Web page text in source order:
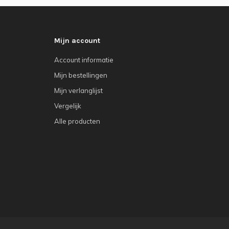
Mijn account
Account informatie
Mijn bestellingen
Mijn verlanglijst
Vergelijk
Alle producten